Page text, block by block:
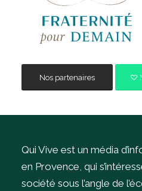
Nos partenaires
Qui Vive est un média
en Provence, qui
société sous l’angle de